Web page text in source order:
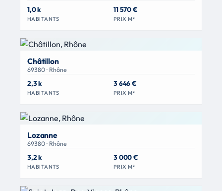
1,0 k
HABITANTS
11 570 €
PRIX M²
Châtillon
69380 · Rhône
2,3 k
HABITANTS
3 646 €
PRIX M²
Lozanne
69380 · Rhône
3,2 k
HABITANTS
3 000 €
PRIX M²